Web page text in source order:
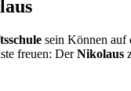
sein Können auf
freuen: DerNikolaus